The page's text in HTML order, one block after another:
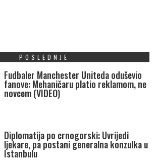
POSLEDNJE
Fudbaler Manchester Uniteda oduševio
fanove: Mehaničaru platio reklamom, ne
novcem (VIDEO)
Diplomatija po crnogorski: Uvrijedi
ljekare, pa postani generalna konzulka u
Istanbulu